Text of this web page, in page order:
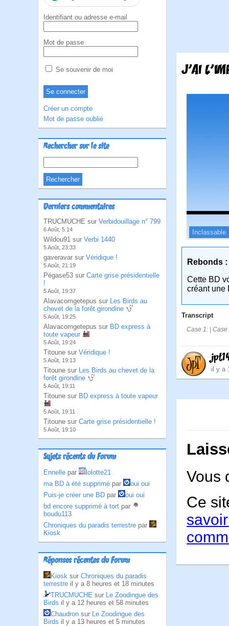
Identifiant ou adresse e-mail
Mot de passe
Se souvenir de moi
Créer un compte
Mot de passe oublié
Rechercher sur le site
Derniers commentaires
TRUCMUCHE sur Verbidouillage n° 799
6 Août, 5:14
Wildou91 sur Verbi 1440
5 Août, 23:33
gaveravar sur Véridique !
5 Août, 21:19
Pégase53 sur Carte grise présidentielle
!
5 Août, 19:37
Alavacomgetepus sur Les Birds au
chevet de la forêt girondine
5 Août, 19:25
Alavacomgetepus sur BD express à
toute vapeur
5 Août, 19:24
Titoune sur Véridique !
5 Août, 19:13
Titoune sur Les Birds au chevet de la
forêt girondine
5 Août, 19:11
Titoune sur BD express à toute vapeur
5 Août, 19:11
Titoune sur Carte grise présidentielle !
5 Août, 19:10
Sujets récents du Forum
Ennelle par
lolotte21
ma BD à été supprimé par
oui oui
Puis-je créer une BD par
oui oui
bd encore supprimé à tort par
boudu113
Chroniques du paradis terrestre par
Kiosk
Réponses récentes du Forum
Kiosk sur Chroniques du paradis
terrestre il y a 8 heures et 18 minutes
TRUCMUCHE sur Le Zoodingue des
Birds il y a 12 heures et 58 minutes
Chaudron sur Le Zoodingue des
Birds il y a 13 heures et 5 minutes
J'AI
Inclassable
Rebonds :
Cette BD
créant une
Transcript
Case 1: |
il y a
Vous
Ce